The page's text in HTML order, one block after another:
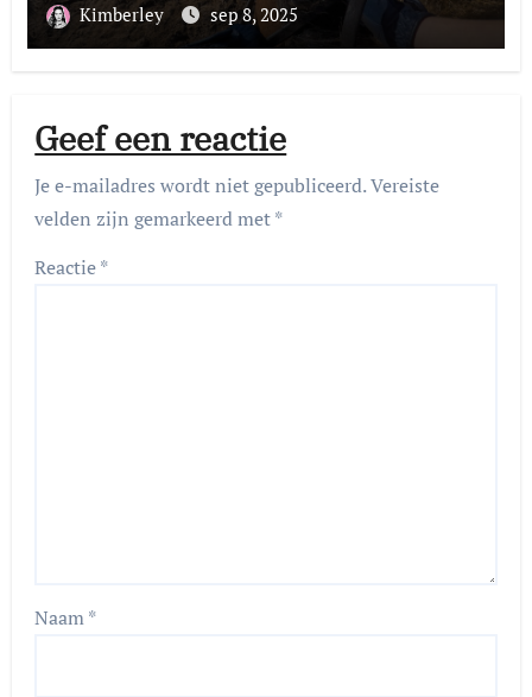
Kimberley sep 8, 2025
Geef een reactie
Je e-mailadres wordt niet gepubliceerd.Vereiste
velden zijn gemarkeerd met*
Reactie*
Naam*